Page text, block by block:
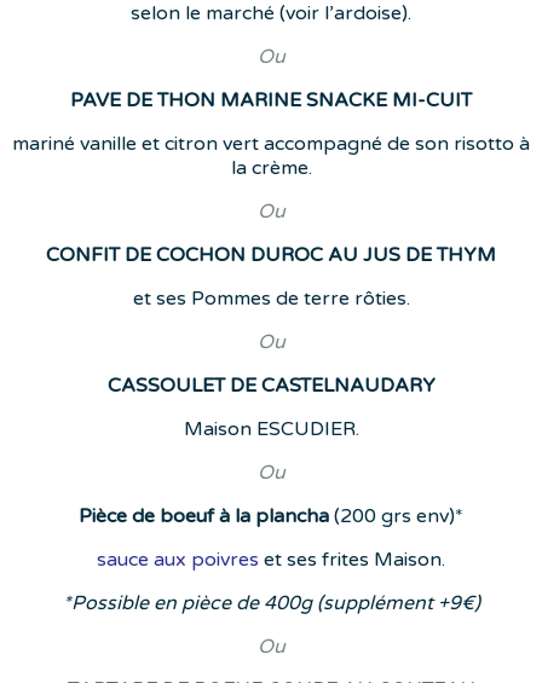
selon le marché (voir l’ardoise).
Ou
PAVE DE THON MARINE SNACKE MI-CUIT
mariné vanille et citron vert accompagné de son risotto à
la crème.
Ou
CONFIT DE COCHON DUROC AU JUS DE THYM
et ses Pommes de terre rôties.
Ou
CASSOULET DE CASTELNAUDARY
Maison ESCUDIER.
Ou
Pièce de boeuf à la plancha (200 grs env)*
sauce aux poivres et ses frites Maison.
*Possible en pièce de 400g (supplément +9€)
Ou